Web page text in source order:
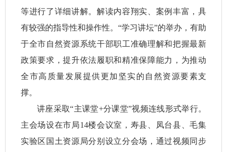
等进行了详细讲解。解读内容翔实、案例丰富，具
有较强的指导性和操作性。“学习讲坛”的举办，有助
于全市自然资源系统干部职工准确理解和把握最新
政策要求，提升依法履职和精准保障能力，为推动
全市高质量发展提供更加坚实的自然资源要素支
撑。
讲座采取“主课堂+分课堂”视频连线形式举行。
主会场设在市局14楼会议室，寿县、凤台县、毛集
实验区国土资源局分别设立分会场，通过视频同步